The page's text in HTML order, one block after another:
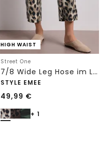
HIGH WAIST
Street One
7/8 Wide Leg Hose im Loose Fit mit Print
STYLE EMEE
49,99 €
+ 1